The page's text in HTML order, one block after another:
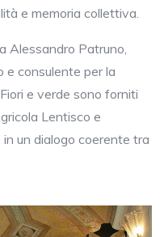
e memoria collettiva.
Alessandro Patruno,
e consulente per la
e verde sono forniti
Lentisco e
un dialogo coerente tra